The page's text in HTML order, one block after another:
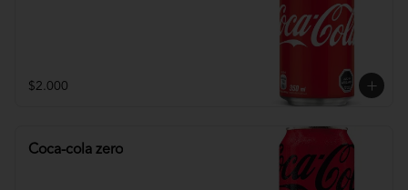
$2.000
Coca-cola zero